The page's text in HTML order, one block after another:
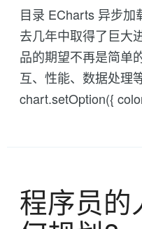
目录 ECharts 异步
去几年中取得了巨大
品的期望不再是简单
互、性能、数据处理
chart.setOption({
程序员的